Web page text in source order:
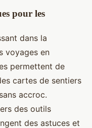
pour les
dans la
voyages en
permettent de
cartes de sentiers
accroc.
des outils
des astuces et